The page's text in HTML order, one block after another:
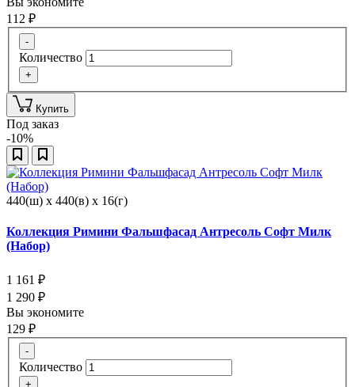
112 ₽
-
Количество
+
Купить
Под заказ
-10%
440(ш) x 440(в) x 16(г)
Коллекция Римини Фальшфасад Антресоль Софт Милк
(Набор)
1 161 ₽
1 290 ₽
Вы экономите
129 ₽
-
Количество
+